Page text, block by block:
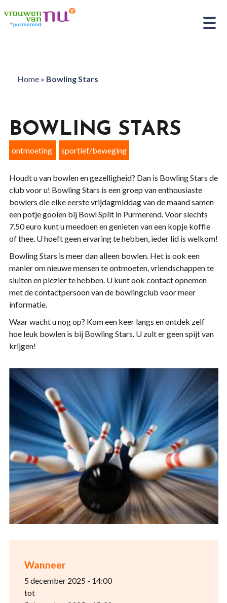
Home» Bowling Stars
Wanneer
5 december 2025 - 14:00
tot
BOWLING STARS
ontmoeting sportief/beweging
Houdt u van bowlen en gezelligheid? Dan is Bowling Stars de
club voor u! Bowling Stars is een groep van enthousiaste
bowlers die elke eerste vrijdagmiddag van de maand samen
een potje gooien bij Bowl Split in Purmerend. Voor slechts
7.50 euro kunt u meedoen en genieten van een kopje koffie
of thee. U hoeft geen ervaring te hebben, ieder lid is welkom!
Bowling Stars is meer dan alleen bowlen. Het is ook een
manier om nieuwe mensen te ontmoeten, vriendschappen te
sluiten en plezier te hebben. U kunt ook contact opnemen
met de contactpersoon van de bowlingclub voor meer
informatie.
Waar wacht u nog op? Kom een keer langs en ontdek zelf
hoe leuk bowlen is bij Bowling Stars. U zult er geen spijt van
krijgen!